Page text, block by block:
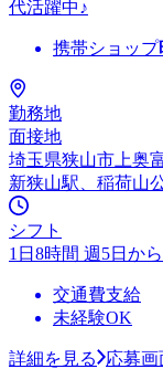
代活躍中♪
携帯ショップ
勤務地
面接地
埼玉県狭山市上奥
新狭山駅、稲荷山
シフト
1日8時間 週5日か
交通費支給
未経験OK
詳細を見る
応募画